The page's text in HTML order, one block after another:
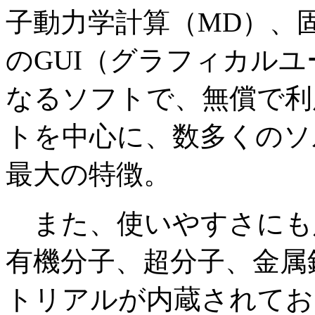
子動力学計算（MD）、
のGUI（グラフィカル
なるソフトで、無償で
トを中心に、数多くの
最大の特徴。
また、使いやすさに
有機分子、超分子、金
トリアルが内蔵されて